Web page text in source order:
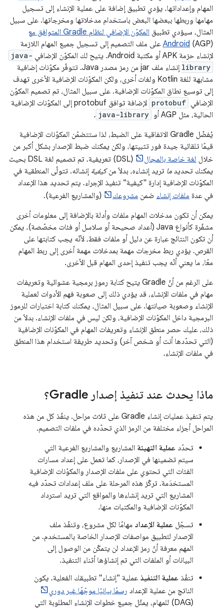
المهام وإعداداتها. يؤدي تطبيق إضافة على عملية الإنشاء إلى تسجيل
مهامها وربطها ببعضها البعض باستخدام مدخلاتها ومخرجاتها. على سبيل
المثال، سيؤدي تطبيق
المكوّن الإضافي لنظام Gradle المتوافق مع
Android (AGP) على ملف التصميم إلى تسجيل جميع المهام اللازمة
لإنشاء حزمة APK أو مكتبة Android. يتيح لك المكوّن الإضافي
java-
library
إنشاء ملف jar من رمز مصدر Java. تتوفّر مكوّنات إضافية
مشابهة للغة Kotlin ولغات أخرى، ولكن المكوّنات الإضافية الأخرى تهدف
إلى توسيع نطاق المكوّنات الإضافية. على سبيل المثال، تم تصميم المكوّن
الإضافي protobuf
لإضافة توافق protobuf إلى المكوّنات الإضافية
الحالية، مثل AGP أو
java-library
.
يُفضّل Gradle الاتفاقية على الضبط، لذا ستتضمّن المكوّنات الإضافية
قيمًا تلقائية جيدة فور تثبيتها، ولكن يمكنك ضبط الإصدار بشكل أكبر من
خلال لغة خاصة بالمجال
(DSL) تعريفية. تم تصميم لغة DSL بحيث
يمكنك تحديد ما تريد إنشاءه، بدلاً منكيفية إنشائه. تتولّى المنطقية في
المكوّنات الإضافية إدارة "كيفية" تنفيذ الإجراء. يتم تحديد هذا الإعداد
في عدة ملفات إنشاء ضمن مشروعك
(والمشاريع الفرعية).
يمكن أن تكون مدخلات المهام ملفات وأدلة بالإضافة إلى معلومات أخرى
مشفّرة كأنواع Java (أعداد صحيحة أو سلاسل أو فئات مخصّصة). يمكن
أن تكون النتائج عبارة عن دليل أو ملفات فقط، لأنّه يجب كتابتها على
القرص. يؤدي ربط مخرجات مهمة بمدخلات مهمة أخرى إلى ربط المهام
معًا، ما يعني أنّه يجب تنفيذ إحدى المهام قبل الأخرى.
على الرغم من أنّ Gradle يتيح كتابة رموز برمجية عشوائية وتعريفات
مهام في ملفات الإنشاء، قد يؤدي ذلك إلى صعوبة فهم الأدوات لعملية
الإنشاء وصعوبة صيانتها. على سبيل المثال، يمكنك كتابة اختبارات للرموز
البرمجية داخل المكوّنات الإضافية، ولكن ليس في ملفات الإنشاء. بدلاً من
ذلك، عليك حصر منطق الإنشاء وتعريفات المهام في المكوّنات الإضافية
(التي تحدّدها أنت أو شخص آخر) وتحديد طريقة استخدام هذا المنطق
في ملفات الإنشاء.
ماذا يحدث عند تنفيذ إصدار Gradle؟
يتم تنفيذ عمليات إنشاء Gradle على ثلاث مراحل. ينفّذ كل من هذه
المراحل أجزاء مختلفة من الرمز الذي تحدّده في ملفات التصميم.
تحدّد عملية التهيئة المشاريع والمشاريع الفرعية التي
سيتم تضمينها في الإصدار، كما تعمل على إعداد مسارات
الفئات التي تحتوي على ملفات الإصدار والمكوّنات الإضافية
المستخدَمة. تركّز هذه المرحلة على ملف إعدادات تحدّد فيه
المشاريع التي تريد إنشاءها والمواقع التي تريد استرداد
المكوّنات الإضافية والمكتبات منها.
تسجّل عملية الإعداد مهامًا لكل مشروع، وتنفّذ ملف
الإصدار لتطبيق مواصفات الإصدار الخاصة بالمستخدم. من
المهم معرفة أنّ رمز الإعداد لن يتمكّن من الوصول إلى
البيانات أو الملفات التي تم إنشاؤها أثناء التنفيذ.
تنفّذ عملية التنفيذ عملية "إنشاء" تطبيقك الفعلية. يكون
الناتج من عملية الإعداد رسمًا بيانيًا موجّهًا غير دوري
(DAG) للمهام، يمثّل جميع خطوات الإنشاء المطلوبة التي